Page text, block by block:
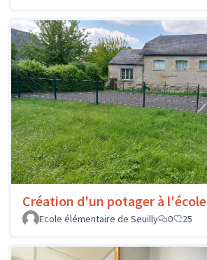
Création d'un potager à l'école
Ecole élémentaire de Seuilly
0 25